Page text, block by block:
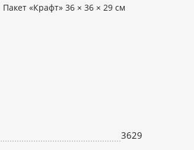
Пакет «Крафт» 36 × 36 × 29 см
3629